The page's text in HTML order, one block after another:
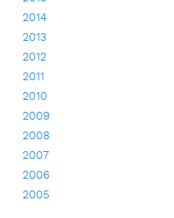
2014
2013
2012
2011
2010
2009
2008
2007
2006
2005